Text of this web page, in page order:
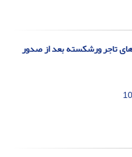
تاجر ورشکسته بعد از صدور